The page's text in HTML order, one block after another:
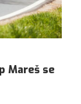
Mareš se